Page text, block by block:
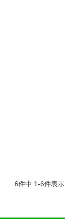
6件中 1-6件表示